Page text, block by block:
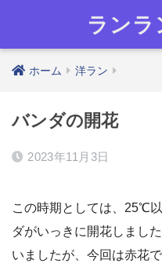
ラン
ホーム 洋ラン
バンダの開花
2023年11月3日
この時期としては、25℃
ダがいっきに開花しまし
いましたが、今回は赤花